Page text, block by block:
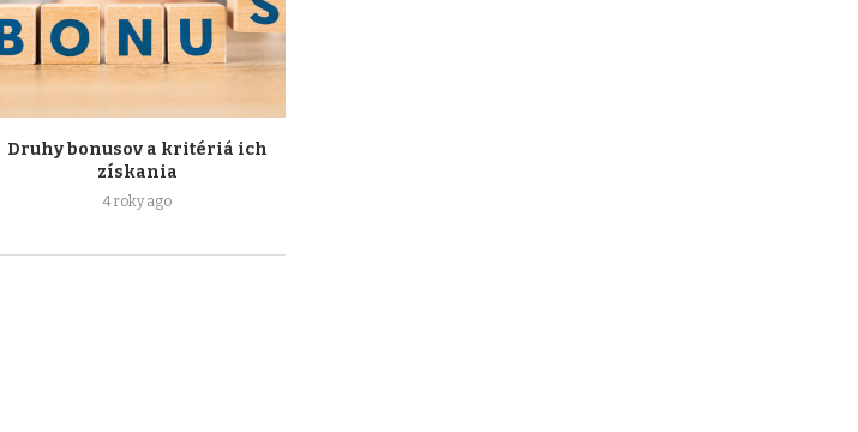
Druhy bonusov a kritériá ich
získania
4 roky ago